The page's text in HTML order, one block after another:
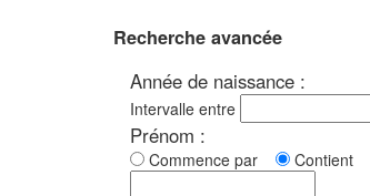
Recherche avancée
Année de naissance :
Intervalle entre
Prénom :
Commence par Contient